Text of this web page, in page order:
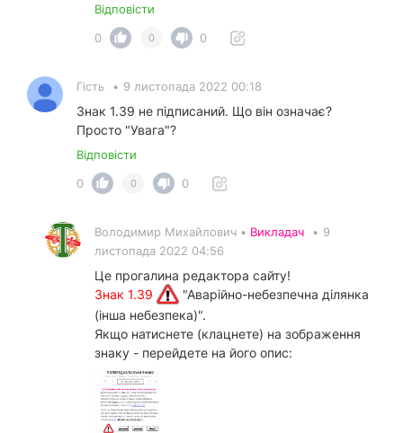
Відповісти
0
0 0
Гість • 9 листопада 2022 00:18
Знак 1.39 не підписаний. Що він означає?
Просто "Увага"?
Відповісти
0
0 0
Володимир Михайлович • Викладач • 9
листопада 2022 04:56
Це прогалина редактора сайту!
Знак 1.39
"Аварійно-небезпечна ділянка
(інша небезпека)".
Якщо натиснете (клацнете) на зображення
знаку - перейдете на його опис: